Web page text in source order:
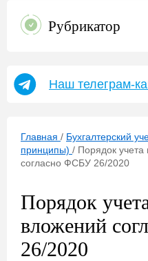
Рубрикатор
Наш телеграм-
Главная / Бухгалтерский
принципы) / Порядок учета
согласно ФСБУ 26/2020
Порядок
вложений
26/2020